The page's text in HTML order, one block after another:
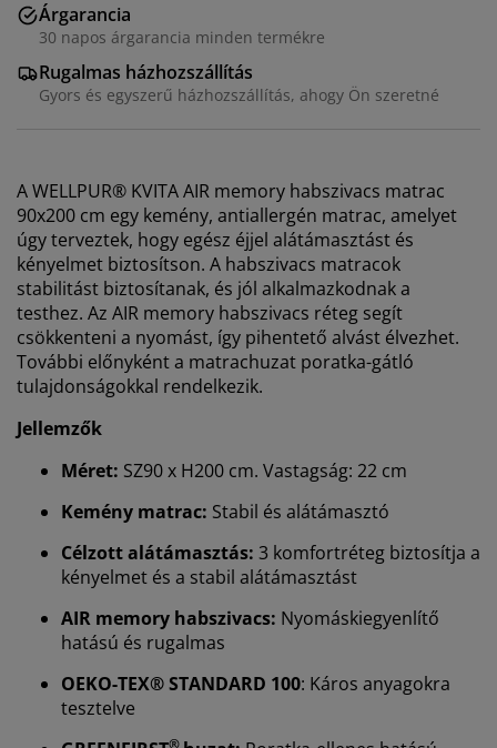
Árgarancia
30 napos árgarancia minden termékre
Rugalmas házhozszállítás
Gyors és egyszerű házhozszállítás, ahogy Ön szeretné
A WELLPUR® KVITA AIR memory habszivacs matrac
90x200 cm egy kemény, antiallergén matrac, amelyet
úgy terveztek, hogy egész éjjel alátámasztást és
kényelmet biztosítson. A habszivacs matracok
stabilitást biztosítanak, és jól alkalmazkodnak a
testhez. Az AIR memory habszivacs réteg segít
csökkenteni a nyomást, így pihentető alvást élvezhet.
További előnyként a matrachuzat poratka-gátló
tulajdonságokkal rendelkezik.
Jellemzők
Méret: SZ90 x H200 cm. Vastagság: 22 cm
Kemény matrac: Stabil és alátámasztó
Célzott alátámasztás: 3 komfortréteg biztosítja a
kényelmet és a stabil alátámasztást
AIR memory habszivacs: Nyomáskiegyenlítő
hatású és rugalmas
OEKO-TEX® STANDARD 100: Káros anyagokra
tesztelve
®